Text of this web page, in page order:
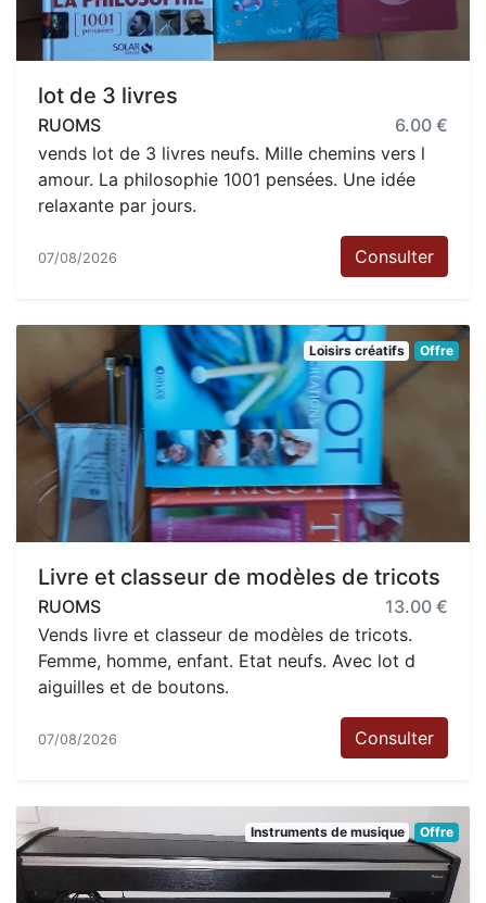
lot de 3 livres
RUOMS
6.00 €
vends lot de 3 livres neufs. Mille chemins vers l
amour. La philosophie 1001 pensées. Une idée
relaxante par jours.
07/08/2026 Consulter
Loisirs créatifs Offre
Livre et classeur de modèles de tricots
RUOMS
13.00 €
Vends livre et classeur de modèles de tricots.
Femme, homme, enfant. Etat neufs. Avec lot d
aiguilles et de boutons.
07/08/2026 Consulter
Instruments de musique Offre